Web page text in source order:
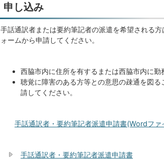
申し込み
手話通訳者または要約筆記者の派遣を希望される
ォームから申請してください。
西脇市内に住所を有するまたは西脇市内に勤
聴覚に障害のある方等との意思の疎通を図
請してください。
手話通訳者・要約筆記者派遣申請書(Wordファ
手話通訳者・要約筆記者派遣申請書